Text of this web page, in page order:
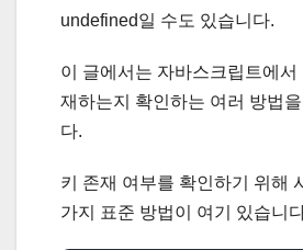
undefined일 수도 있습니다.
이 글에서는 자바스크립트에서
재하는지 확인하는 여러 방법
다.
키 존재 여부를 확인하기 위해
가지 표준 방법이 여기 있습니